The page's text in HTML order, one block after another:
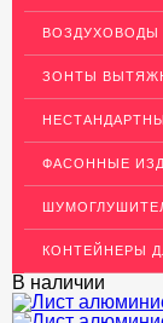
Профиль для
ЭЛЕКТРОДЫ
ВОЗДУХОВОДЫ
ЗОНТЫ
ФАСОННЫЕ
КОНТЕЙНЕРЫ
В наличии